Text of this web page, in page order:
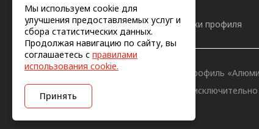
Мы используем cookie для
улучшения предоставляемых услуг и
сбора статистических данных.
Продолжая навигацию по сайту, вы
соглашаетесь с правилами
использования cookie.
Принять
Конструкции из профиля
Услуги дополнительной обработки профиля
© 2011-2026, Конструкционный профиль
Вся информация на сайте имеет